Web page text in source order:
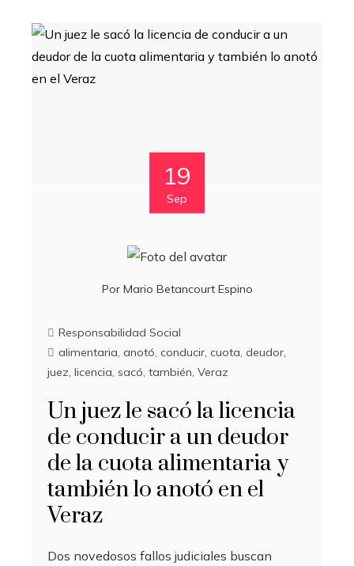
19
Sep
Por Mario Betancourt Espino
Responsabilidad Social
alimentaria, anotó, conducir, cuota, deudor,
juez, licencia, sacó, también, Veraz
Un juez le sacó la licencia
de conducir a un deudor
de la cuota alimentaria y
también lo anotó en el
Veraz
Dos novedosos fallos judiciales buscan